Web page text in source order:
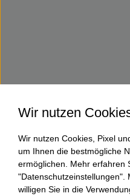
Wir nutzen
Wir nutzen Cookies, Pixel
um Ihnen die bestmögliche
ermöglichen. Mehr erfahren
"Datenschutzeinstellungen".
willigen Sie in die